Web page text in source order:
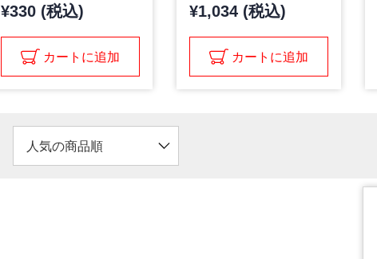
¥330 (税込)
カートに追加
¥1,034 (税込)
カートに追加
人気の商品順